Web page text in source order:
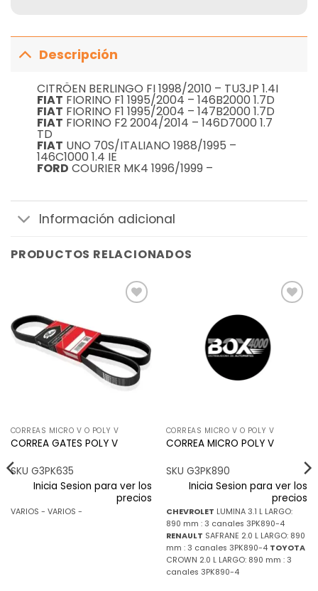
Descripción
CITRÖEN BERLINGO FI 1998/2010 – TU3JP 1.4I
FIAT FIORINO F1 1995/2004 – 146B2000 1.7D
FIAT FIORINO F1 1995/2004 – 147B2000 1.7D
FIAT FIORINO F2 2004/2014 – 146D7000 1.7
TD
FIAT UNO 70S/ITALIANO 1988/1995 –
146C1000 1.4 IE
FORD COURIER MK4 1996/1999 –
Información adicional
PRODUCTOS RELACIONADOS
lista de
deseos
CORREAS MICRO V O POLY V
CORREA GATES POLY V
SKU G3PK635
Inicia Sesion para ver los
precios
VARIOS - VARIOS -
deseos
CORREAS MICRO V O POLY V
CORREA MICRO POLY V
SKU G3PK890
Inicia Sesion para ver los
precios
CHEVROLET LUMINA 3.1 L LARGO:
890 mm : 3 canales 3PK890-4
RENAULT SAFRANE 2.0 L LARGO: 890
mm : 3 canales 3PK890-4 TOYOTA
CROWN 2.0 L LARGO: 890 mm : 3
canales 3PK890-4